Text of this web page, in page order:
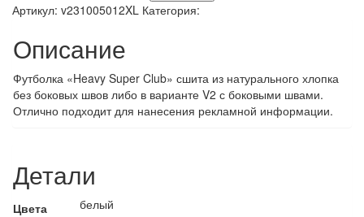
Артикул: v231005012XL Категория:
Описание
Футболка «Heavy Super Club» сшита из натурального хлопка
без боковых швов либо в варианте V2 с боковыми швами.
Отлично подходит для нанесения рекламной информации.
Детали
Цвета белый